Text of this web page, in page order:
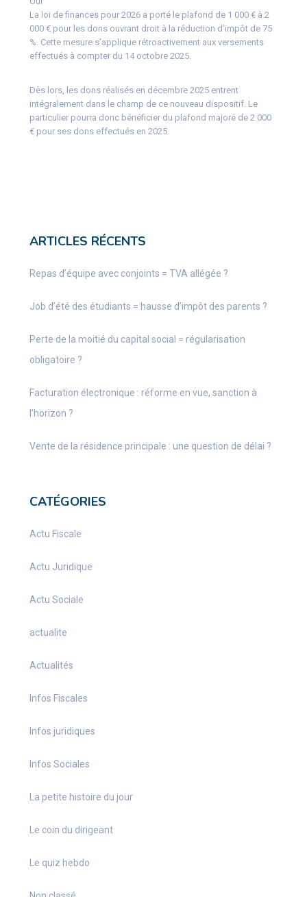
La loi de finances pour 2026 a porté le plafond de 1 000 € à 2
000 € pour les dons ouvrant droit à la réduction d’impôt de 75
%. Cette mesure s’applique rétroactivement aux versements
effectués à compter du 14 octobre 2025.
Dès lors, les dons réalisés en décembre 2025 entrent
intégralement dans le champ de ce nouveau dispositif. Le
particulier pourra donc bénéficier du plafond majoré de 2 000
€ pour ses dons effectués en 2025.
ARTICLES RÉCENTS
Repas d’équipe avec conjoints = TVA allégée ?
Job d’été des étudiants = hausse d’impôt des parents ?
Perte de la moitié du capital social = régularisation
obligatoire ?
Facturation électronique : réforme en vue, sanction à
l’horizon ?
Vente de la résidence principale : une question de délai ?
CATÉGORIES
Actu Fiscale
Actu Juridique
Actu Sociale
actualite
Actualités
Infos Fiscales
Infos juridiques
Infos Sociales
La petite histoire du jour
Le coin du dirigeant
Le quiz hebdo